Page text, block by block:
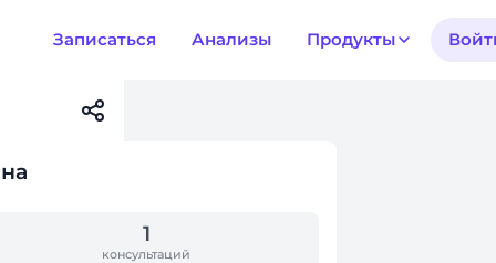
Записаться Анализы Продукты
1
консультаций